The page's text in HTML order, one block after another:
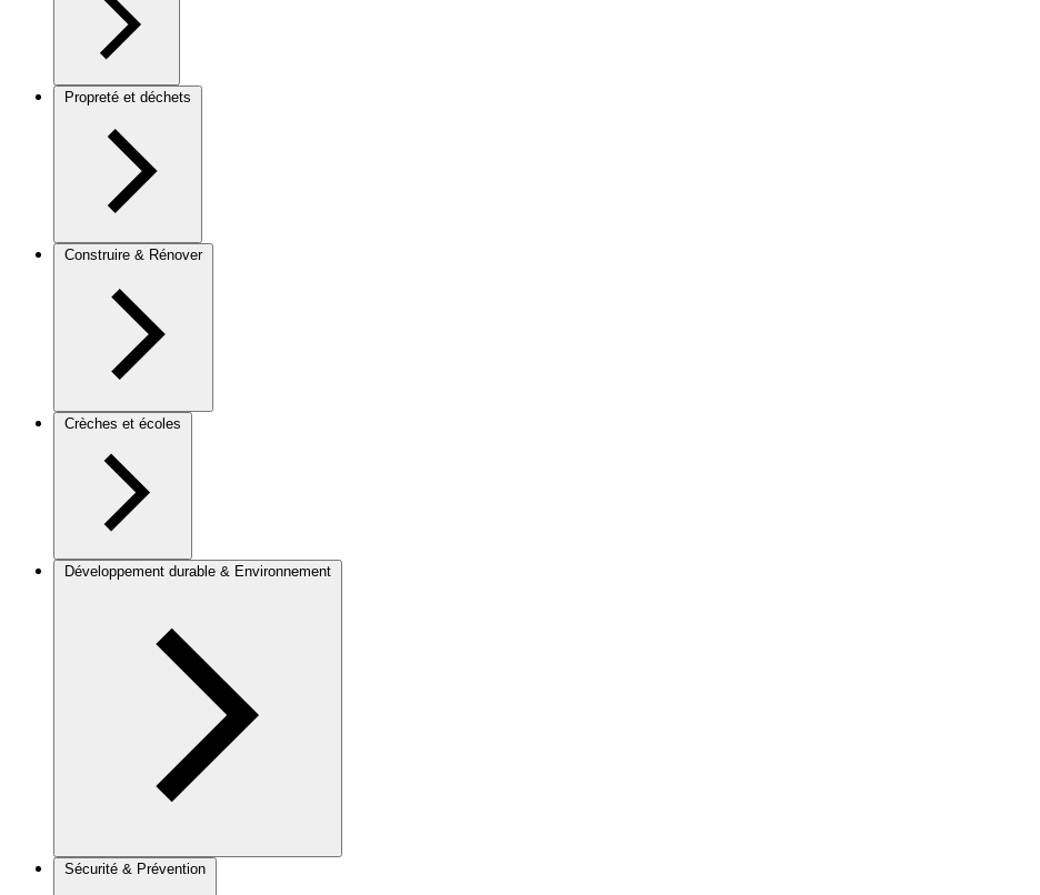
Propreté et déchets
Construire & Rénover
Crèches et écoles
Développement durable & Environnement
Sécurité & Prévention